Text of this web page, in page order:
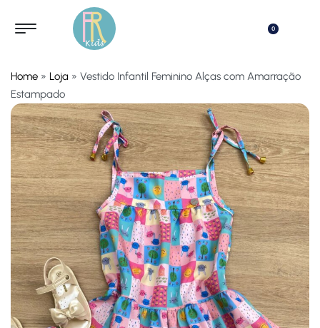
0
Home » Loja » Vestido Infantil Feminino Alças com Amarração
Estampado